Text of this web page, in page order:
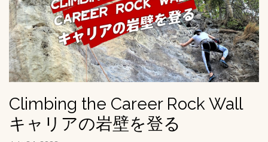
Climbing the Career Rock Wall
キャリアの岩壁を登る